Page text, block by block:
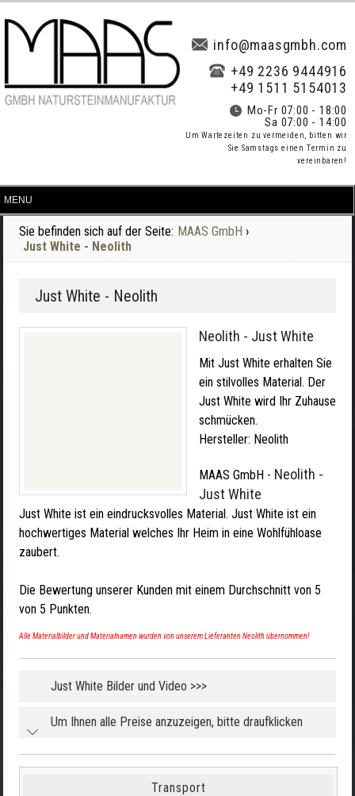
info@maasgmbh.com
+49 2236 9444916
+49 1511 5154013
Mo-Fr 07:00 - 18:00
Sa 07:00 - 14:00
Um Wartezeiten zu vermeiden, bitten wir
Sie Samstags einen Termin zu
vereinbaren!
Sie befinden sich auf der Seite: MAAS GmbH ›
Just White - Neolith
Just White - Neolith
Neolith - Just White
Mit Just White erhalten Sie
ein stilvolles Material. Der
Just White wird Ihr Zuhause
schmücken.
Hersteller: Neolith
MAAS GmbH - Neolith -
Just White
Just White ist ein eindrucksvolles Material. Just White ist ein
hochwertiges Material welches Ihr Heim in eine Wohlfühloase
zaubert.
Die Bewertung unserer Kunden mit einem Durchschnitt von 5
von 5 Punkten.
Alle Materialbilder und Materialnamen wurden von unserem Lieferanten Neolith übernommen!
Just White Bilder und Video >>>
Um Ihnen alle Preise anzuzeigen, bitte draufklicken
Transport